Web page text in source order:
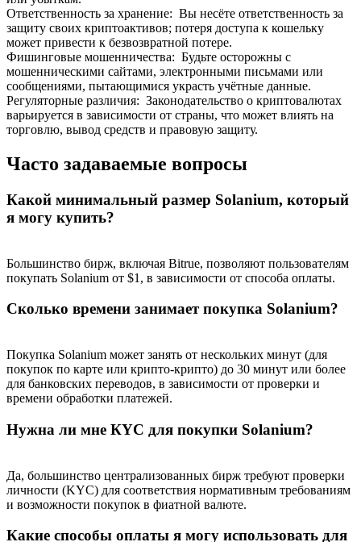
Реферал
Пригласите друга, чтобы получить денежные
вознаграждения
Deposit CASHCAT & Win
Deposit CASHCAT & Win
Exclusive for BitMart Users
Register & Trade to Win 500,000 USDT
Precious Metals Trading Carnival
Trade Gold & Silver · 33,333 USDT Bonus
Ответственность за хранение: Вы несёте ответственность за
защиту своих криптоактивов; потеря доступа к кошельку
может привести к безвозвратной потере.
Фишинговые мошенничества: Будьте осторожны с
мошенническими сайтами, электронными письмами или
сообщениями, пытающимися украсть учётные данные.
Регуляторные различия: Законодательство о криптовалютах
варьируется в зависимости от страны, что может влиять на
торговлю, вывод средств и правовую защиту.
Часто задаваемые вопросы
Какой минимальный размер Solanium, который
я могу купить?
Большинство бирж, включая Bitrue, позволяют пользователям
покупать Solanium от $1, в зависимости от способа оплаты.
Сколько времени занимает покупка Solanium?
Покупка Solanium может занять от нескольких минут (для
покупок по карте или крипто-крипто) до 30 минут или более
для банковских переводов, в зависимости от проверки и
времени обработки платежей.
Нужна ли мне КYC для покупки Solanium?
Да, большинство централизованных бирж требуют проверки
личности (KYC) для соответствия нормативным требованиям
и возможности покупок в фиатной валюте.
Какие способы оплаты я могу использовать для